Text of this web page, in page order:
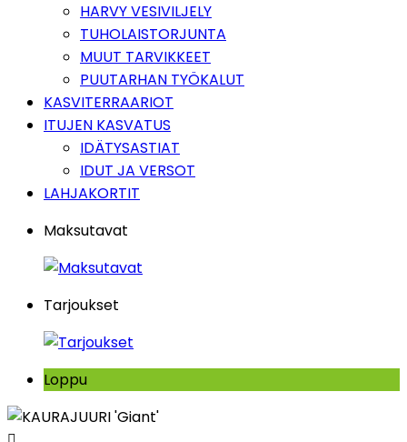
HARVY VESIVILJELY
TUHOLAISTORJUNTA
MUUT TARVIKKEET
PUUTARHAN TYÖKALUT
KASVITERRAARIOT
ITUJEN KASVATUS
IDÄTYSASTIAT
IDUT JA VERSOT
LAHJAKORTIT
Maksutavat
Tarjoukset
Loppu